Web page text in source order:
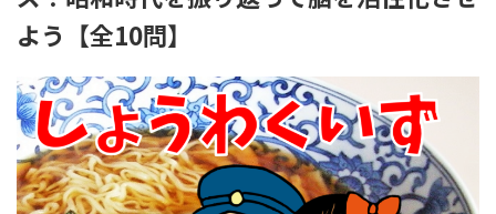
よう【全10問】